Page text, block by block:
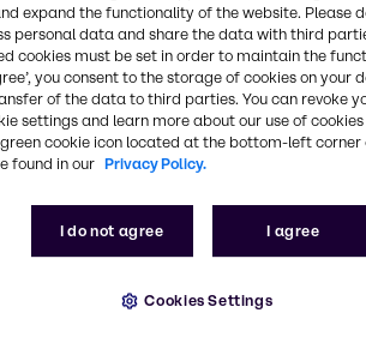
los tejidos
sus necesidades de cuidado de
productos tradicionales y
la limpieza de cualquier tipo de
mantelerías, sábanas, toallas
soluciones únicas mejoran
expand the functionality of the website. Please
personal data and share the data with third
cookies must be set in order to maintain the
you consent to the storage of cookies on your
of the data to third parties. You can revoke
settings and learn more about our use of cookies
cookie icon located at the bottom-left corner
found in our Privacy Policy.
I do not agree I agree
Cookies Settings